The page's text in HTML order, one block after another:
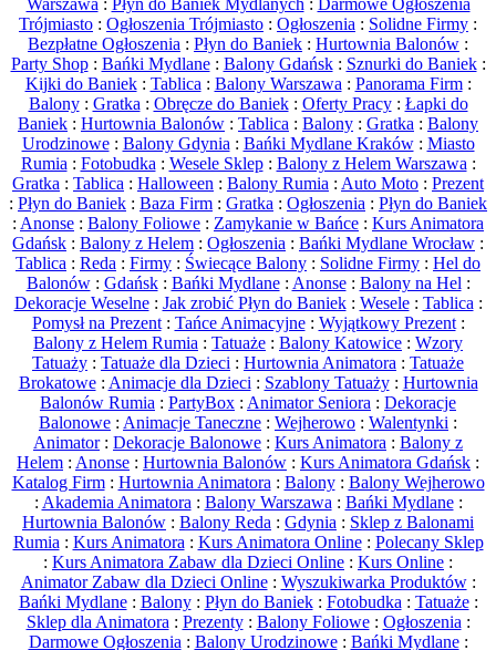
Trójmiasto : Ogłoszenia Trójmiasto : Ogłoszenia : Solidne Firmy :
Bezpłatne Ogłoszenia : Płyn do Baniek : Hurtownia Balonów :
Party Shop: Bańki Mydlane: Balony Gdańsk: Sznurki do Baniek:
Kijki do Baniek: Tablica : Balony Warszawa : Panorama Firm:
Balony: Gratka : Obręcze do Baniek: Oferty Pracy: Łapki do
Baniek : Hurtownia Balonów : Tablica : Balony : Gratka : Balony
Urodzinowe: Balony Gdynia : Bańki Mydlane Kraków: Miasto
Rumia : Fotobudka : Wesele Sklep: Balony z Helem Warszawa :
Gratka : Tablica : Halloween : Balony Rumia : Auto Moto : Prezent
: Płyn do Baniek : Baza Firm : Gratka : Ogłoszenia : Płyn do Baniek
: Anonse : Balony Foliowe : Zamykanie w Bańce : Kurs Animatora
Gdańsk : Balony z Helem : Ogłoszenia : Bańki Mydlane Wrocław :
Tablica : Reda : Firmy : Świecące Balony : Solidne Firmy : Hel do
Balonów: Gdańsk: Bańki Mydlane: Anonse: Balony na Hel :
Dekoracje Weselne: Jak zrobić Płyn do Baniek: Wesele: Tablica :
Pomysł na Prezent: Tańce Animacyjne: Wyjątkowy Prezent:
Balony z Helem Rumia : Tatuaże : Balony Katowice : Wzory
Tatuaży : Tatuaże dla Dzieci : Hurtownia Animatora : Tatuaże
Brokatowe: Animacje dla Dzieci : Szablony Tatuaży: Hurtownia
Balonów Rumia : PartyBox : Animator Seniora : Dekoracje
Balonowe : Animacje Taneczne : Wejherowo : Walentynki :
Animator: Dekoracje Balonowe : Kurs Animatora : Balony z
Helem : Anonse : Hurtownia Balonów : Kurs Animatora Gdańsk :
Katalog Firm: Hurtownia Animatora : Balony: Balony Wejherowo
: Akademia Animatora : Balony Warszawa : Bańki Mydlane:
Hurtownia Balonów : Balony Reda : Gdynia : Sklep z Balonami
Rumia : Kurs Animatora : Kurs Animatora Online: Polecany Sklep
: Kurs Animatora Zabaw dla Dzieci Online : Kurs Online :
Animator Zabaw dla Dzieci Online: Wyszukiwarka Produktów:
Bańki Mydlane: Balony: Płyn do Baniek: Fotobudka : Tatuaże:
Sklep dla Animatora : Prezenty: Balony Foliowe: Ogłoszenia :
Darmowe Ogłoszenia : Balony Urodzinowe: Bańki Mydlane: